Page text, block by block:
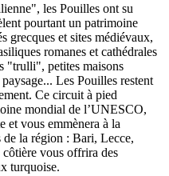
les Pouilles ont su
pourtant un patrimoine
grecques et sites médiévaux,
romanes et cathédrales
"trulli", petites maisons
Les Pouilles restent
Ce circuit à pied
mondial de l’UNESCO,
et vous emmènera à la
de la région : Bari, Lecce,
vous offrira des
turquoise.